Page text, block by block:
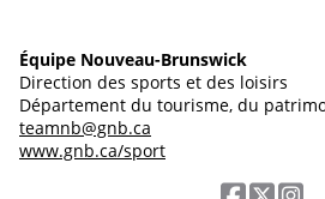
Équipe Nouveau-Brunswick
Direction des sports et des loisirs
Département du tourisme, du
teamnb@gnb.ca
www.gnb.ca/sport